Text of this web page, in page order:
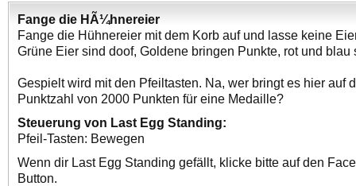
Fange die HÃ¼hnereier
Fange die Hühnereier mit dem Korb auf und lasse keine
Grüne Eier sind doof, Goldene bringen Punkte, rot und blau
Gespielt wird mit den Pfeiltasten. Na, wer bringt es hier auf
Punktzahl von 2000 Punkten für eine Medaille?
Steuerung von Last Egg Standing:
Pfeil-Tasten: Bewegen
Wenn dir Last Egg Standing gefällt, klicke bitte auf den
Button.